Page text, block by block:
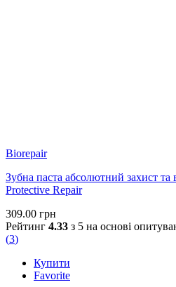
Biorepair
Зубна паста абсолютний захист та
Protective Repair
309.00 грн
Рейтинг 4.33 з 5 на основі
(3)
Купити
Favorite